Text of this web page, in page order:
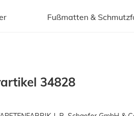
Fußmatten &
34828